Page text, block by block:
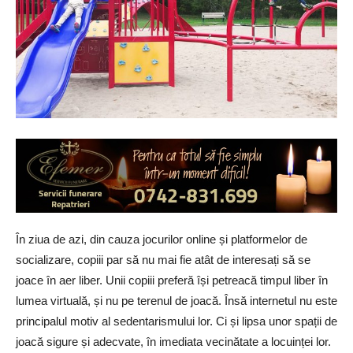
În ziua de azi, din cauza jocurilor online și platformelor de
socializare, copiii par să nu mai fie atât de interesați să se
joace în aer liber. Unii copiii preferă își petreacă timpul liber în
lumea virtuală, și nu pe terenul de joacă. Însă internetul nu este
principalul motiv al sedentarismului lor. Ci și lipsa unor spații de
joacă sigure și adecvate, în imediata vecinătate a locuinței lor.